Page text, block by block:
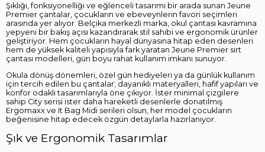
Şıklığı, fonksiyonelliği ve eğlenceli tasarımı bir arada sunan Jeune
Premier çantalar, çocukların ve ebeveynlerin favori seçimleri
arasında yer alıyor. Belçika merkezli marka, okul çantası kavramına
yepyeni bir bakış açısı kazandırarak stil sahibi ve ergonomik ürünler
geliştiriyor. Hem çocukların hayal dünyasına hitap eden desenleri
hem de yüksek kaliteli yapısıyla fark yaratan Jeune Premier sırt
çantası modelleri, gün boyu rahat kullanım imkanı sunuyor.
Okula dönüş dönemleri, özel gün hediyeleri ya da günlük kullanım
için tercih edilen bu çantalar; dayanıklı materyalleri, hafif yapıları ve
konfor odaklı tasarımlarıyla öne çıkıyor. İster minimal çizgilere
sahip City serisi ister daha hareketli desenlerle donatılmış
Ergomaxx ve It Bag Midi serileri olsun, her model çocukların
beğenisine hitap edecek özgün detaylarla hazırlanıyor.
Şık ve Ergonomik Tasarımlar